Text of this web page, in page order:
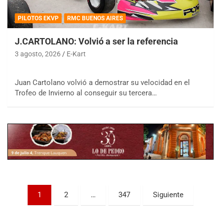
PILOTOS EKVP RMC BUENOS AIRES
J.CARTOLANO: Volvió a ser la referencia
3 agosto, 2026 E-Kart
Juan Cartolano volvió a demostrar su velocidad en el
Trofeo de Invierno al conseguir su tercera…
Paginación
1 2 … 347 Siguiente
08/09-AGO
KDO - F6
Ciudad de Trenque Lauquen (Asfalto)
Trenque Lauquen (Buenos Aires)
Parque de la Velocidad (Asfalto)
Villaguay (Entre Ríos)